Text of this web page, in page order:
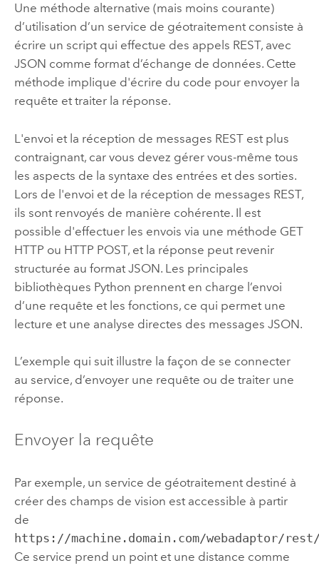
Une méthode alternative (mais moins courante)
d’utilisation d’un service de géotraitement consiste à
écrire un script qui effectue des appels REST, avec
JSON comme format d’échange de données. Cette
méthode implique d'écrire du code pour envoyer la
requête et traiter la réponse.
L'envoi et la réception de messages REST est plus
contraignant, car vous devez gérer vous-même tous
les aspects de la syntaxe des entrées et des sorties.
Lors de l'envoi et de la réception de messages REST,
ils sont renvoyés de manière cohérente. Il est
possible d'effectuer les envois via une méthode GET
HTTP ou HTTP POST, et la réponse peut revenir
structurée au format JSON. Les principales
bibliothèques Python prennent en charge l’envoi
d’une requête et les fonctions, ce qui permet une
lecture et une analyse directes des messages JSON.
L’exemple qui suit illustre la façon de se connecter
au service, d’envoyer une requête ou de traiter une
réponse.
Envoyer la requête
Par exemple, un service de géotraitement destiné à
créer des champs de vision est accessible à partir
de
https://machine.domain.com/webadaptor/
Ce service prend un point et une distance comme